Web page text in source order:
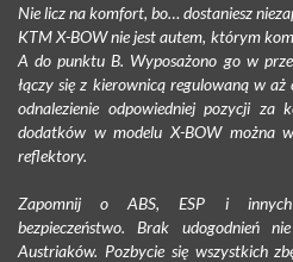
Nie licz na komfort, bo… dostaniesz
KTM X-BOW nie jest autem, którym
A do punktu B. Wyposażono go w
łączy się z kierownicą regulowaną w
odnalezienie odpowiedniej pozycji za
dodatków w modelu X-BOW można
reflektory.
Zapomnij o ABS, ESP i innych
bezpieczeństwo. Brak udogodnień
Austriaków. Pozbycie się wszystkich